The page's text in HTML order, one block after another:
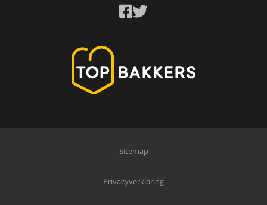
Sitemap
Privacyverklaring